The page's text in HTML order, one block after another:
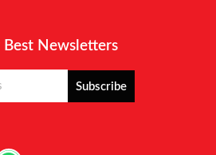
Best Newsletters
Subscribe